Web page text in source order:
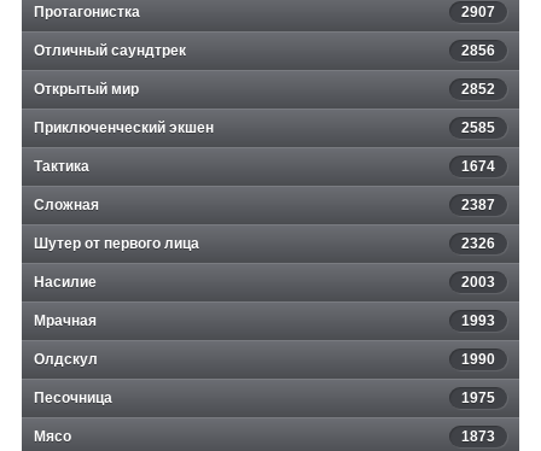
Протагонистка 2907
Отличный саундтрек 2856
Открытый мир 2852
Приключенческий экшен 2585
Тактика 1674
Сложная 2387
Шутер от первого лица 2326
Насилие 2003
Мрачная 1993
Олдскул 1990
Песочница 1975
Мясо 1873